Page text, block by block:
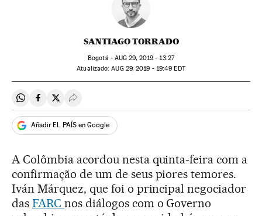
SANTIAGO TORRADO
Bogotá - AUG 29, 2019 - 13:27
atualizado: AUG29, 2019 - 19:49 EDT
Compartir en Whatsapp
Compartir en Facebook
Compartir en Twitter
Desplegar Redes Sociales
Añadir EL PAÍS en Google
A Colômbia acordou nesta quinta-feira com a
confirmação de um de seus piores temores.
Iván Márquez, que foi o principal negociador
das FARC nos diálogos com o Governo